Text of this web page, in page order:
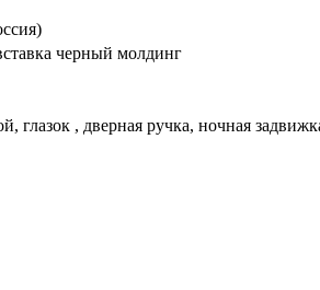
черный молдинг
глазок , дверная ручка, ночная